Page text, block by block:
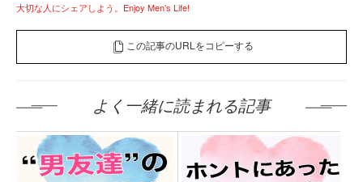
大切な人にシェアしよう。Enjoy Men’s Life!
この記事のURLをコピーする
よく一緒に読まれる記事